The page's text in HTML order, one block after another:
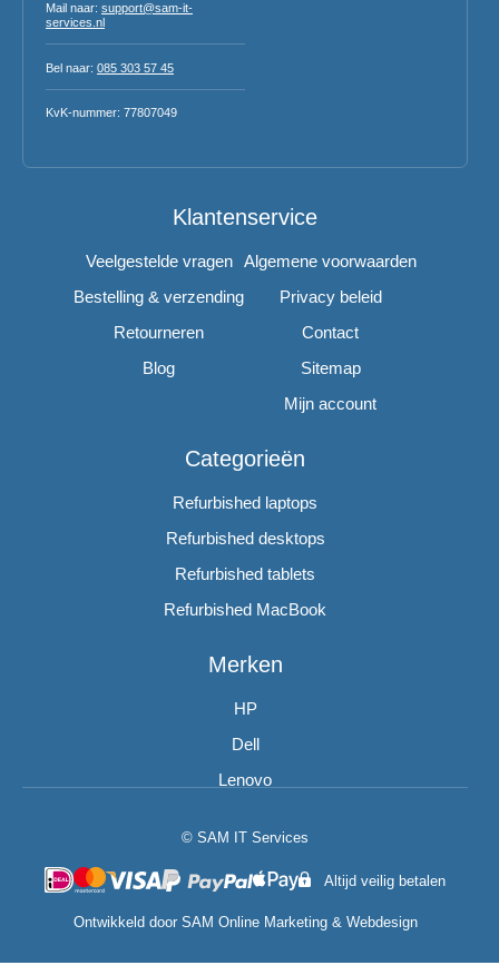
Mail naar: support@sam-it-
services.nl
Bel naar: 085 303 57 45
KvK-nummer: 77807049
Klantenservice
Veelgestelde vragen
Bestelling & verzending
Retourneren
Blog
Algemene voorwaarden
Privacy beleid
Contact
Sitemap
Mijn account
Categorieën
Refurbished laptops
Refurbished desktops
Refurbished tablets
Refurbished MacBook
Merken
HP
Dell
Lenovo
© SAM IT Services
Altijd veilig betalen
Ontwikkeld door SAM Online Marketing& Webdesign